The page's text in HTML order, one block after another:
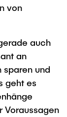
von
auch
an
sparen und
geht es
Voraussagen